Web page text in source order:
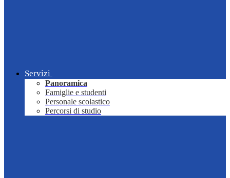
Servizi
Panoramica
Famiglie e studenti
Personale scolastico
Percorsi di studio